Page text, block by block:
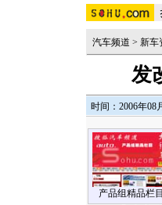
汽车频道 > 新车
发
时间：2006年08
产品组精品栏目